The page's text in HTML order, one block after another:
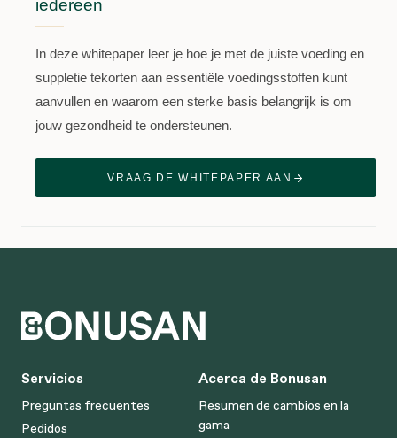
iedereen
In deze whitepaper leer je hoe je met de juiste voeding en
suppletie tekorten aan essentiële voedingsstoffen kunt
aanvullen en waarom een sterke basis belangrijk is om
jouw gezondheid te ondersteunen.
VRAAG DE WHITEPAPER AAN
Servicios
Preguntas frecuentes
Pedidos
Acerca de Bonusan
Resumen de cambios en la
gama